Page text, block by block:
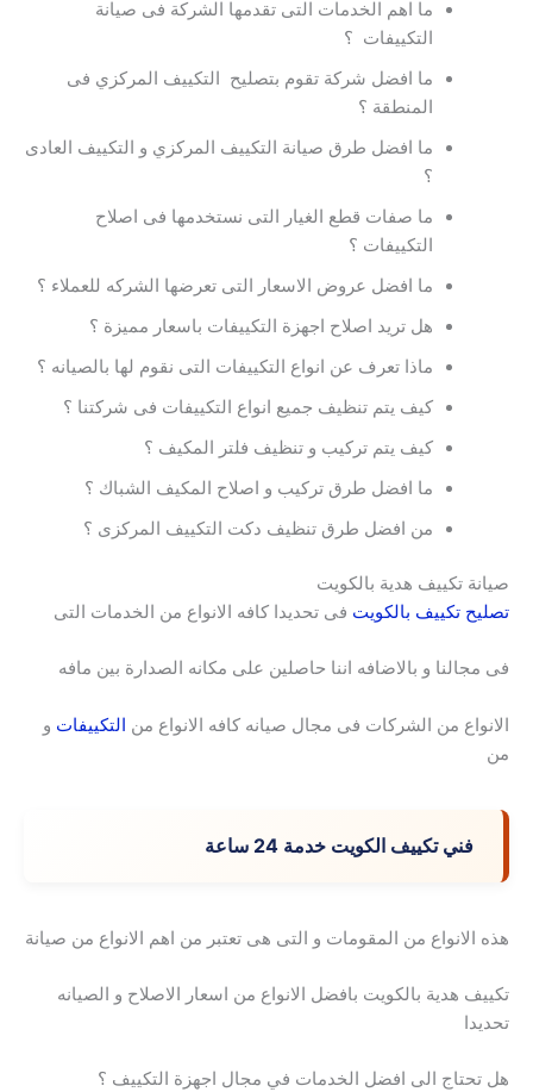
ما اهم الخدمات التى تقدمها الشركة فى صيانة
التكييفات ؟
ما افضل شركة تقوم بتصليح التكييف المركزي فى
المنطقة ؟
ما افضل طرق صيانة التكييف المركزي و التكييف العادى
؟
ما صفات قطع الغيار التى نستخدمها فى اصلاح
التكييفات ؟
ما افضل عروض الاسعار التى تعرضها الشركه للعملاء ؟
هل تريد اصلاح اجهزة التكييفات باسعار مميزة ؟
ماذا تعرف عن انواع التكييفات التى نقوم لها بالصيانه ؟
كيف يتم تنظيف جميع انواع التكييفات فى شركتنا ؟
كيف يتم تركيب و تنظيف فلتر المكيف ؟
ما افضل طرق تركيب و اصلاح المكيف الشباك ؟
من افضل طرق تنظيف دكت التكييف المركزى ؟
صيانة تكييف هدية بالكويت
تصليح تكييف بالكويت فى تحديدا كافه الانواع من الخدمات التى
فى مجالنا و بالاضافه اننا حاصلين على مكانه الصدارة بين مافه
الانواع من الشركات فى مجال صيانه كافه الانواع من التكييفات و
من
فني تكييف الكويت خدمة 24 ساعة
هذه الانواع من المقومات و التى هى تعتبر من اهم الانواع من صيانة
تكييف هدية بالكويت بافضل الانواع من اسعار الاصلاح و الصيانه
تحديدا
هل تحتاج الى افضل الخدمات في مجال اجهزة التكييف ؟